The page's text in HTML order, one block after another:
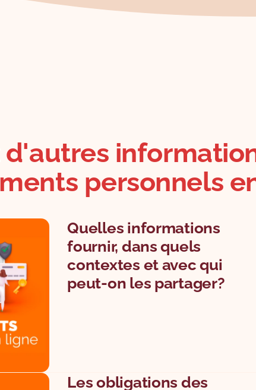
personnels
Quelles informations
fournir, dans quels
contextes et avec qui
peut-on les partager?
Les obligations des